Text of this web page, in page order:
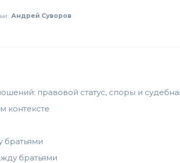
Андрей Суворов
правовой статус, споры и
контексте
братьями